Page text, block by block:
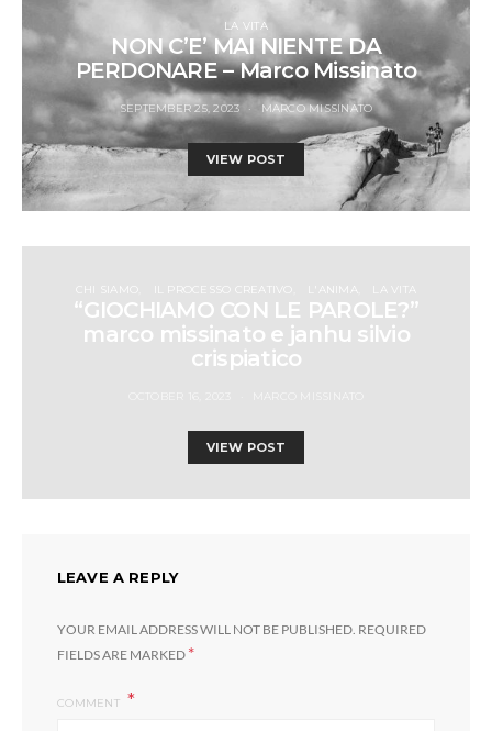
LA VITA
NON C’E’ MAI NIENTE DA
PERDONARE – Marco Missinato
SEPTEMBER 25, 2023 MARCO MISSINATO
VIEW POST
CHI SIAMO IL PROCESSO CREATIVO L'ANIMA LA VITA
“GIOCHIAMO CON LE PAROLE?”
marco missinato e janhu silvio
crispiatico
VIEW POST
LEAVE A REPLY
YOUR EMAIL ADDRESS WILL NOT BE PUBLISHED. REQUIRED
FIELDS ARE MARKED *
COMMENT